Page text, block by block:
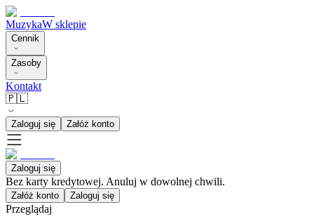
MuzykaW sklepie
Cennik
Zasoby
Kontakt
🇵🇱
Zaloguj się Załóż konto
Zaloguj się
Bez karty kredytowej. Anuluj w dowolnej chwili.
Załóż konto Zaloguj się
Przeglądaj